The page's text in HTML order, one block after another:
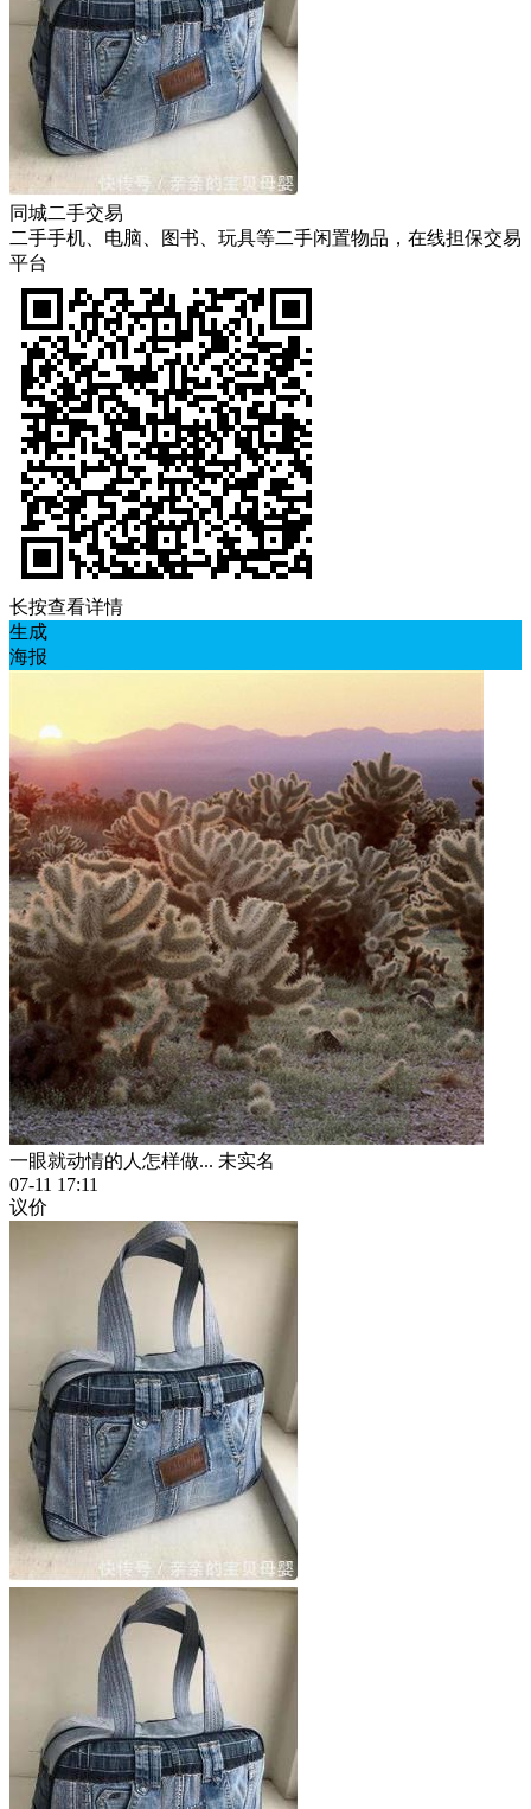
同城二手交易
二手手机、电脑、图书、玩具等二手闲置物品，在线担保交易
平台
长按查看详情
生成
海报
一眼就动情的人怎样做... 未实名
07-11 17:11
议价